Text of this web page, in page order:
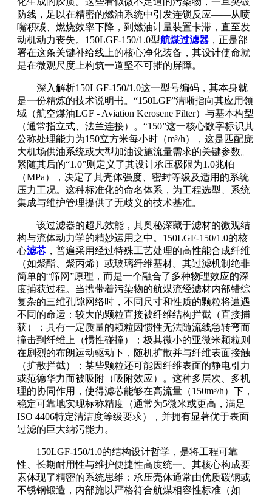
防线，足以在精密的燃油系统中引发连锁反应——从喷
嘴积碳、燃烧效率下降，到燃油计量装置卡滞，直至发
动机动力丧失。150LGF-150/1.0型航煤过滤器 ，正是部
署在这条关键补给线上的核心净化装备，其设计使命就
是在微观尺度上构筑一道坚不可摧的屏障。
深入解析150LGF-150/1.0这一型号编码，其本身就
是一份精炼的技术说明书。“150LGF”清晰指向其应用领
域（航空煤油LGF - Aviation Kerosene Filter）与基本构型
（通常指立式、法兰连接）。“150”这一核心数字标识其
公称处理能力为150立方米每小时（m³/h），这是匹配庞
大机场供油系统或大型加油设施流量需求的关键参数。
紧随其后的“1.0”则定义了其设计承压极限为1.0兆帕
（MPa），决定了其壳体强度、密封等级及适用的系统
压力工况。这种标准化的命名体系，为工程选型、系统
集成与维护管理提供了无歧义的技术基准。
该过滤器的超凡效能，其奥秘深藏于滤材的微观结
构与流体动力学的精妙运用之中。150LGF-150/1.0的核
心滤芯 ，普遍采用经过特殊工艺处理的高性能合成纤维
（如聚酯、聚丙烯）或玻璃纤维基材。其过滤机制绝非
简单的“筛网”原理，而是一个融合了多种物理效应的深
度捕获过程。当携带着污染物的航煤流经滤材内部错综
复杂的三维孔隙网络时，不同尺寸和性质的颗粒将遭遇
不同的命运：较大的颗粒直接被纤维结构拦截（直接捕
获）；具有一定质量的颗粒因惯性无法随流线急转弯而
撞击到纤维上（惯性碰撞）；极其微小的亚微米颗粒则
在剧烈的布朗运动驱动下，随机扩散并与纤维表面接触
（扩散拦截）；某些颗粒还可能因纤维表面的静电引力
或范德华力而被吸附（吸附效应）。这种多层次、多机
理的协同作用，使得滤芯能够在高流量（150m³/h）下，
稳定可靠地实现标称精度（通常为5微米或更高，满足
ISO 4406特定清洁度等级要求），并拥有显著优于表面
过滤的巨大纳污能力。
150LGF-150/1.0的结构设计哲学，是将工程可靠
性、长期耐用性与维护便捷性高度统一。其核心构成要
素体现了精密的系统思维：承压壳体通常由优质碳钢或
不锈钢锻造，内部施以严格符合航煤相容性标准（如